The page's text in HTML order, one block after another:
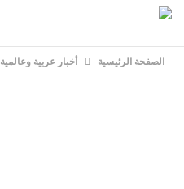
الصفحة الرئيسية أخبار عربية وعالمية